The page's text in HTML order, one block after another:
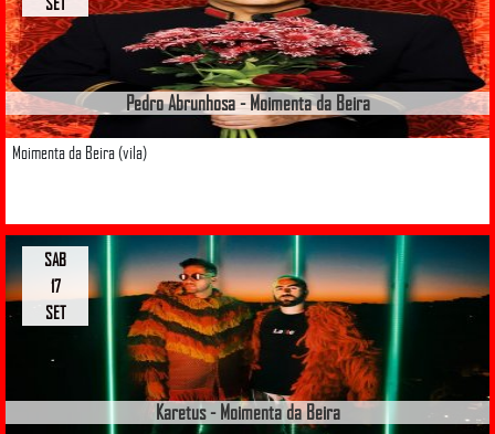
Pedro Abrunhosa - Moimenta da Beira
Moimenta da Beira (vila)
Karetus - Moimenta da Beira
SAB
17
SET